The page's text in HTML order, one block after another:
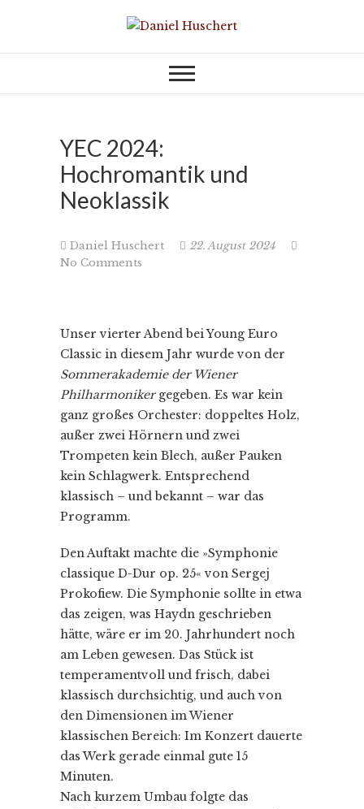
content
Daniel Huschert
YEC 2024:
Hochromantik und
Neoklassik
Daniel Huschert
22. August 2024
No Comments
Unser vierter Abend bei Young Euro
Classic in diesem Jahr wurde von der
Sommerakademie der Wiener
Philharmonikergegeben. Es war kein
ganz großes Orchester: doppeltes Holz,
außer zwei Hörnern und zwei
Trompeten kein Blech, außer Pauken
kein Schlagwerk. Entsprechend
klassisch – und bekannt – war das
Programm.
Den Auftakt machte die »Symphonie
classique D-Dur op. 25« von Sergej
Prokofiew. Die Symphonie sollte in etwa
das zeigen, was Haydn geschrieben
hätte, wäre er im 20. Jahrhundert noch
am Leben gewesen. Das Stück ist
temperamentvoll und frisch, dabei
klassisch durchsichtig, und auch von
den Dimensionen im Wiener
klassischen Bereich: Im Konzert dauerte
das Werk gerade einmal gute 15
Minuten.
Nach kurzem Umbau folgte das